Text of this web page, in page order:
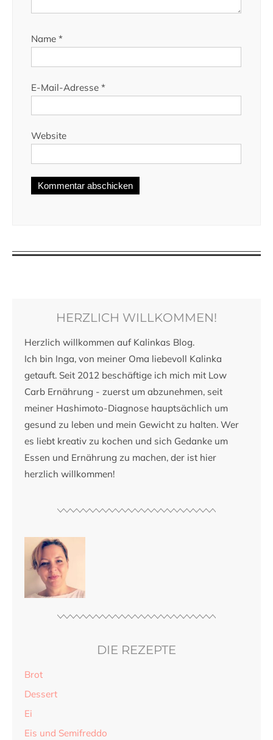
Name *
E-Mail-Adresse *
Website
HERZLICH WILLKOMMEN!
Herzlich willkommen auf Kalinkas Blog.
Ich bin Inga, von meiner Oma liebevoll Kalinka
getauft. Seit 2012 beschäftige ich mich mit Low
Carb Ernährung - zuerst um abzunehmen, seit
meiner Hashimoto-Diagnose hauptsächlich um
gesund zu leben und mein Gewicht zu halten. Wer
es liebt kreativ zu kochen und sich Gedanke um
Essen und Ernährung zu machen, der ist hier
herzlich willkommen!
DIE REZEPTE
Brot
Dessert
Ei
Eis und Semifreddo